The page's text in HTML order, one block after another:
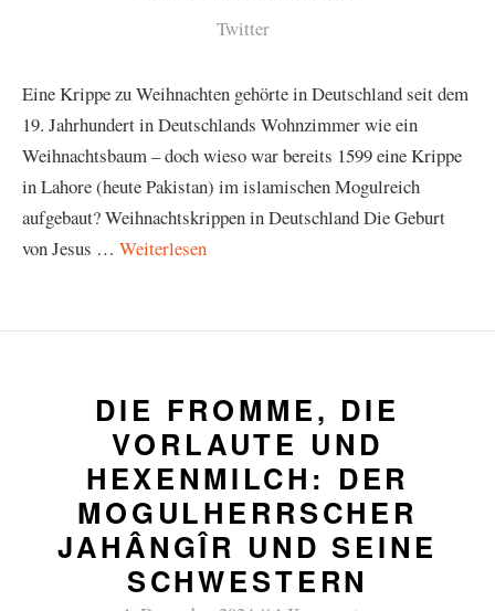
Twitter
Eine Krippe zu Weihnachten gehörte in Deutschland seit dem
19. Jahrhundert in Deutschlands Wohnzimmer wie ein
Weihnachtsbaum – doch wieso war bereits 1599 eine Krippe
in Lahore (heute Pakistan) im islamischen Mogulreich
aufgebaut? Weihnachtskrippen in Deutschland Die Geburt
von Jesus … Weiterlesen
DIE FROMME, DIE
VORLAUTE UND
HEXENMILCH: DER
MOGULHERRSCHER
JAHÂNGÎR UND SEINE
SCHWESTERN